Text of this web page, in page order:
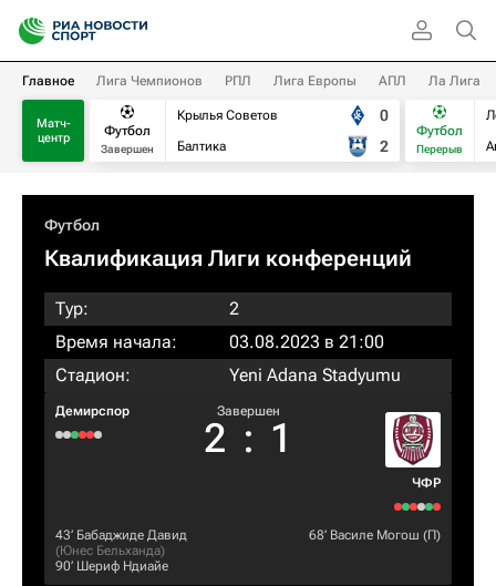
Главное Лига Чемпионов РПЛ Лига Европы АПЛ Ла Лига
Матч-
центр
Футбол
Завершен
Крылья Советов
Балтика
0
2
Футбол
Перерыв
Футбол
Квалификация Лиги конференций
Тур:
2
Время начала:
03.08.2023 в 21:00
Стадион:
Yeni Adana Stadyumu
Демирспор Завершен
2 : 1
ЧФР
43‎’‎ Бабаджиде Давид
(Юнес Бельханда)
90‎’‎ Шериф Ндиайе
68‎’‎ Василе Могош (П)